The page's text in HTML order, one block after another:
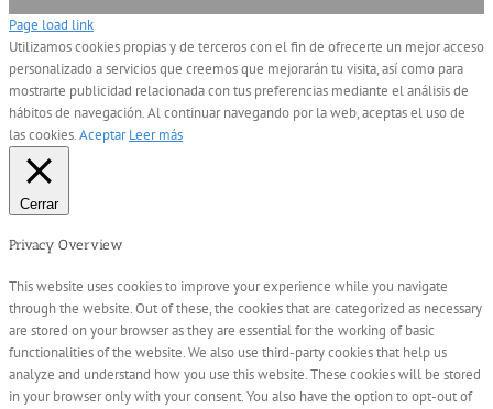
Page load link
Utilizamos cookies propias y de terceros con el fin de ofrecerte un mejor acceso
personalizado a servicios que creemos que mejorarán tu visita, así como para
mostrarte publicidad relacionada con tus preferencias mediante el análisis de
hábitos de navegación. Al continuar navegando por la web, aceptas el uso de
las cookies.Aceptar Leer más
Cerrar
Privacy Overview
This website uses cookies to improve your experience while you navigate
through the website. Out of these, the cookies that are categorized as necessary
are stored on your browser as they are essential for the working of basic
functionalities of the website. We also use third-party cookies that help us
analyze and understand how you use this website. These cookies will be stored
in your browser only with your consent. You also have the option to opt-out of